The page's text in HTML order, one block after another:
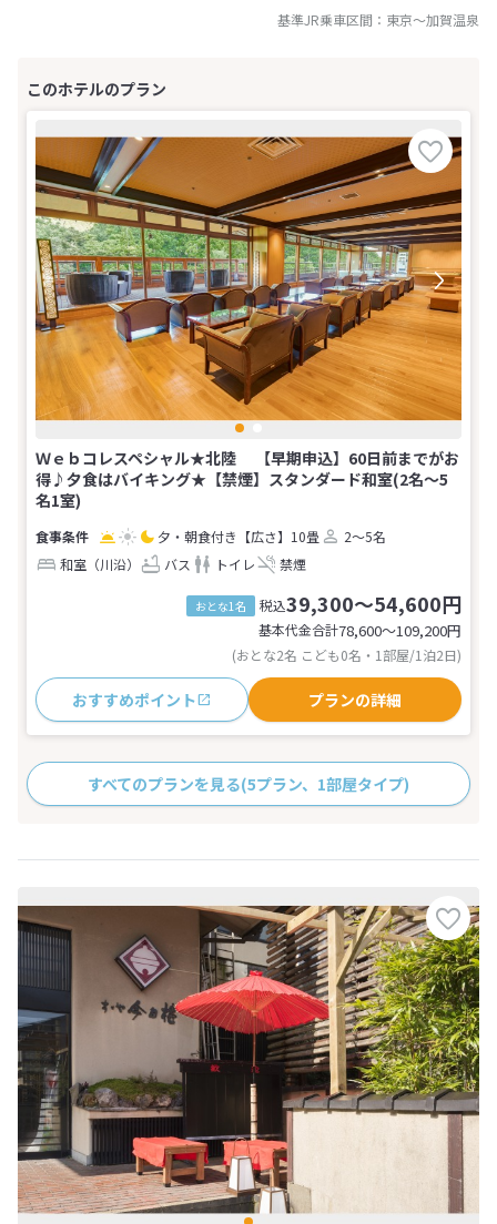
基準JR乗車区間： 東京～加賀温泉
Ｗｅｂコレスペシャル★北陸 【早期申込】60日前までがお
得♪夕食はバイキング★【禁煙】スタンダード和室(2名～5
名1室)
夕・朝食付き 【広さ】10畳
2～5名
和室（川沿）
バス トイレ 禁煙
おとな1名 税込39,300～54,600円
基本代金合計78,600〜109,200円
(おとな2名 こども0名・1部屋/1泊2日)
おすすめポイント プランの詳細
すべてのプランを見る(5プラン、1部屋タイプ)